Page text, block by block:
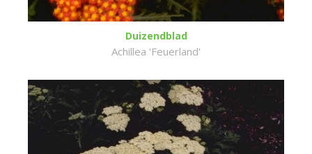
Duizendblad
Achillea 'Feuerland'